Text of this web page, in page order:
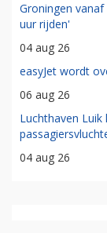
Groningen
uur rijden'
04 aug 26
easyJet wordt
06 aug 26
Luchthaven
04 aug 26